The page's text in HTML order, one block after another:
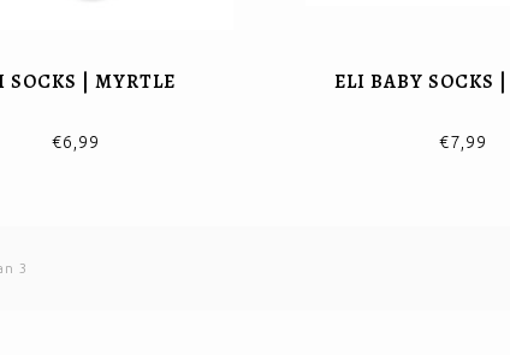
SOCKS | MYRTLE
€6,99
ELI BABY SOCKS
€7,99
3